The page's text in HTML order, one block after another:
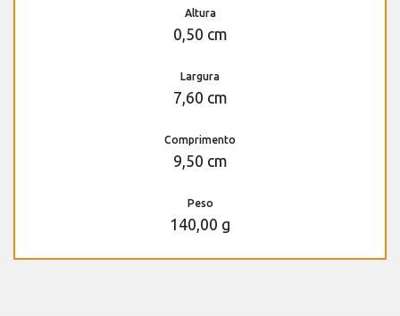
Altura
0,50 cm
Largura
7,60 cm
Comprimento
9,50 cm
Peso
140,00 g